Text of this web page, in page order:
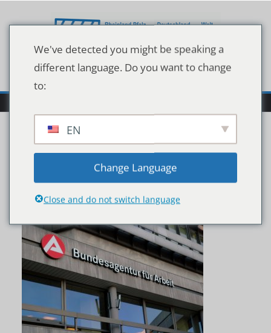
Inhalt
shutterstock_133148723
We've detected you might be speaking a
different language. Do you want to change
to:
EN
Change Language
Close and do not switch language